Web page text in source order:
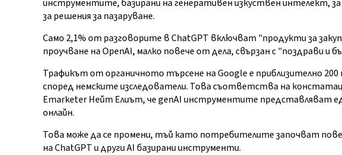
инструментите, базирани на генеративен изкуствен интелект,
за решения за пазаруване.
Само 2,1% от разговорите в ChatGPT включват "продукти за
проучване на OpenAI, малко повече от дела, свързан с "поздрави и
Трафикът от органичното търсене на Google е приблизително
според немските изследователи. Това съответства на
Emarketer Нейт Елиът, че genAI инструментите представляват
онлайн.
Това може да се промени, тъй като потребителите започват
на ChatGPT и други AI базирани инструменти.